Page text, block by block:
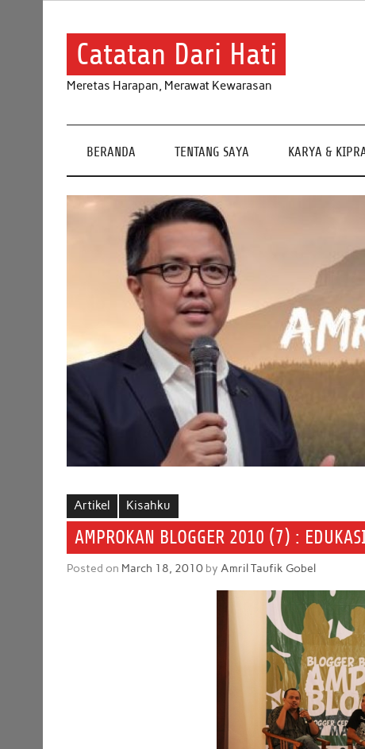
Catatan Dari Hati
Meretas Harapan, Merawat Kewarasan
BERANDA TENTANG SAYA KARYA &
Artikel Kisahku
AMPROKAN BLOGGER 2010 (7) :
Posted on March 18, 2010 byAmril Taufik Gobel